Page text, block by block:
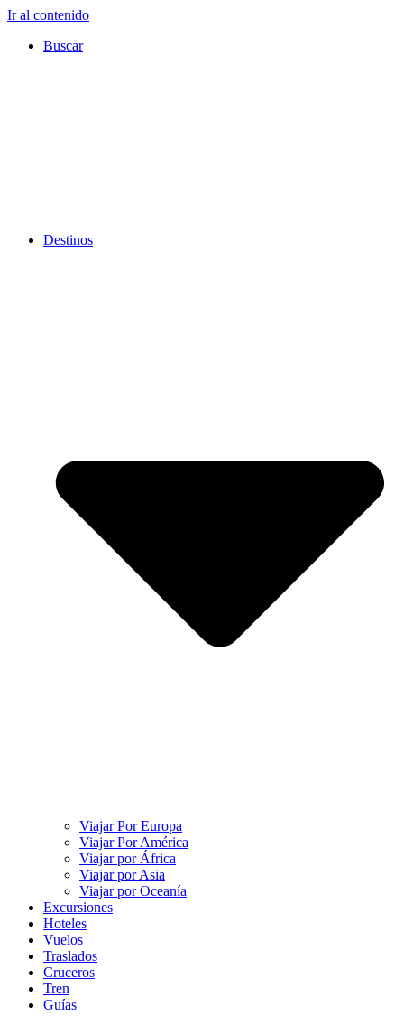
Ir al contenido
Buscar
Destinos
Viajar Por Europa
Viajar Por América
Viajar por África
Viajar por Asia
Viajar por Oceanía
Excursiones
Hoteles
Vuelos
Traslados
Cruceros
Tren
Guías